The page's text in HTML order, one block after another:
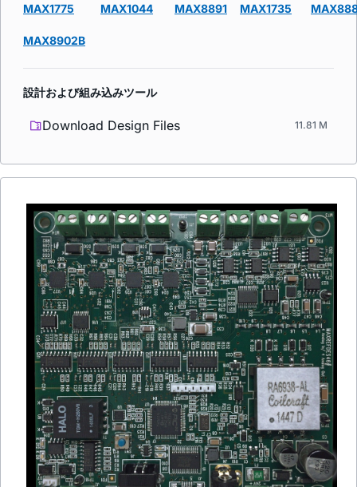
MAX1775 MAX1044 MAX8891 MAX1735
MAX8902B
設計および組み込みツール
Download Design Files 11.81 M